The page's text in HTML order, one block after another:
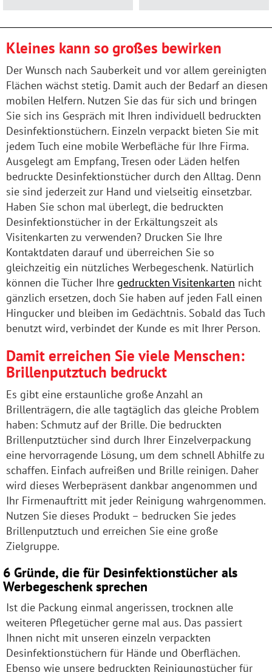
Kleines kann so großes bewirken
Der Wunsch nach Sauberkeit und vor allem gereinigten
Flächen wächst stetig. Damit auch der Bedarf an diesen
mobilen Helfern. Nutzen Sie das für sich und bringen
Sie sich ins Gespräch mit Ihren individuell bedruckten
Desinfektionstüchern. Einzeln verpackt bieten Sie mit
jedem Tuch eine mobile Werbefläche für Ihre Firma.
Ausgelegt am Empfang, Tresen oder Läden helfen
bedruckte Desinfektionstücher durch den Alltag. Denn
sie sind jederzeit zur Hand und vielseitig einsetzbar.
Haben Sie schon mal überlegt, die bedruckten
Desinfektionstücher in der Erkältungszeit als
Visitenkarten zu verwenden? Drucken Sie Ihre
Kontaktdaten darauf und überreichen Sie so
gleichzeitig ein nützliches Werbegeschenk. Natürlich
können die Tücher Ihre gedruckten Visitenkarten nicht
gänzlich ersetzen, doch Sie haben auf jeden Fall einen
Hingucker und bleiben im Gedächtnis. Sobald das Tuch
benutzt wird, verbindet der Kunde es mit Ihrer Person.
Damit erreichen Sie viele Menschen:
Brillenputztuch bedruckt
Es gibt eine erstaunliche große Anzahl an
Brillenträgern, die alle tagtäglich das gleiche Problem
haben: Schmutz auf der Brille. Die bedruckten
Brillenputztücher sind durch Ihrer Einzelverpackung
eine hervorragende Lösung, um dem schnell Abhilfe zu
schaffen. Einfach aufreißen und Brille reinigen. Daher
wird dieses Werbepräsent dankbar angenommen und
Ihr Firmenauftritt mit jeder Reinigung wahrgenommen.
Nutzen Sie dieses Produkt – bedrucken Sie jedes
Brillenputztuch und erreichen Sie eine große
Zielgruppe.
6 Gründe, die für Desinfektionstücher als
Werbegeschenk sprechen
Ist die Packung einmal angerissen, trocknen alle
weiteren Pflegetücher gerne mal aus. Das passiert
Ihnen nicht mit unseren einzeln verpackten
Desinfektionstüchern für Hände und Oberflächen.
Ebenso wie unsere bedruckten Reinigungstücher für